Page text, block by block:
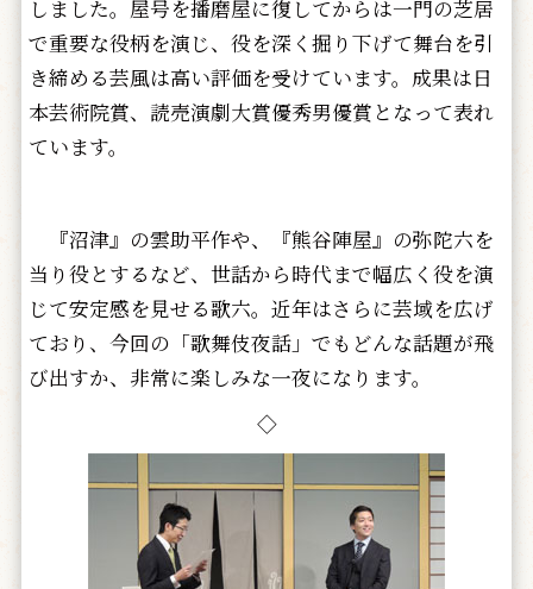
しました。屋号を播磨屋に復してからは一門の芝居
で重要な役柄を演じ、役を深く掘り下げて舞台を引
き締める芸風は高い評価を受けています。成果は日
本芸術院賞、読売演劇大賞優秀男優賞となって表れ
ています。
『沼津』の雲助平作や、『熊谷陣屋』の弥陀六を
当り役とするなど、世話から時代まで幅広く役を演
じて安定感を見せる歌六。近年はさらに芸域を広げ
ており、今回の「歌舞伎夜話」でもどんな話題が飛
び出すか、非常に楽しみな一夜になります。
◇